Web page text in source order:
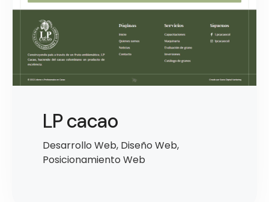
LP cacao
Desarrollo Web, Diseño Web,
Posicionamiento Web